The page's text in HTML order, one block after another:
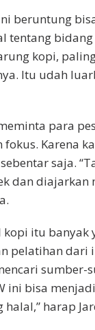
beruntung
tentang
kopi,
Itu udah
para
fokus. Karena
saja.
dan diajarkan
kopi itu banyak
pelatihan dari
sumber-
ini bisa
harap